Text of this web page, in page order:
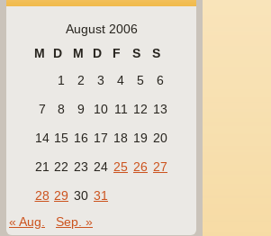
August 2006
M
D M D F S
S
1
2 3 4 5
6
7
8 9 10 11 12 13
14 15 16 17 18 19 20
21 22 23 24 25 26 27
28 29 30 31
« Aug.
Sep. »